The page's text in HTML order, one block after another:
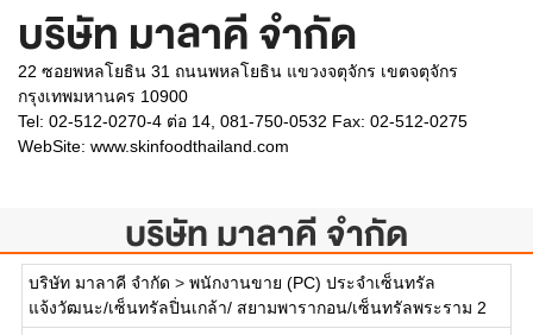
บริษัท มาลาคี จำกัด
22 ซอยพหลโยธิน 31 ถนนพหลโยธิน แขวงจตุจักร เขตจตุจักร
กรุงเทพมหานคร 10900
Tel: 02-512-0270-4 ต่อ 14, 081-750-0532 Fax: 02-512-0275
WebSite: www.skinfoodthailand.com
บริษัท มาลาคี จำกัด
บริษัท มาลาคี จำกัด > พนักงานขาย (PC) ประจำเซ็นทรัล
แจ้งวัฒนะ/เซ็นทรัลปิ่นเกล้า/ สยามพารากอน/เซ็นทรัลพระราม 2